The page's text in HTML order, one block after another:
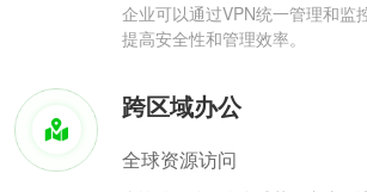
企业可以通过VPN统一管理和监
提高安全性和管理效率。
跨区域办公
全球资源访问